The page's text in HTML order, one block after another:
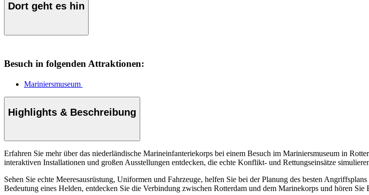
Dort geht es hin
Besuch in folgenden Attraktionen:
Mariniersmuseum
Highlights & Beschreibung
Erfahren Sie mehr über das niederländische Marineinfanteriekorps bei einem Besuch im Mariniersmuseum in
interaktiven Installationen und großen Ausstellungen entdecken, die echte Konflikt- und Rettungseinsätze
Sehen Sie echte Meeresausrüstung, Uniformen und Fahrzeuge, helfen Sie bei der Planung des besten
Bedeutung eines Helden, entdecken Sie die Verbindung zwischen Rotterdam und dem Marinekorps und hören